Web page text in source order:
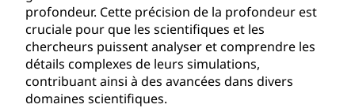
profondeur. Cette précision de la profondeur est
cruciale pour que les scientifiques et les
chercheurs puissent analyser et comprendre les
détails complexes de leurs simulations,
contribuant ainsi à des avancées dans divers
domaines scientifiques.